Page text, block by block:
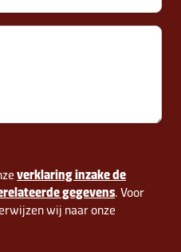
verklaring inzake de
gegevens. Voor
wij naar onze